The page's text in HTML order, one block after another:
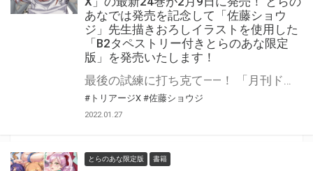
あなでは発売を記念して「佐藤ショウ
ジ」先生描きおろしイラストを使用した
「B2タペストリー付きとらのあな限定
版」を発売いたします！
最後の試練に打ち克て――！ 「月刊ドラゴンエイジ」人気作品、「トリアージX」の最新24巻が2022年2月9日（水）に発売！ とらのあなでは発売を記念して毎巻大好評をいただいている 「B2タペストリー付きとらのあな限定版」を今回も発売いたします。 イラストは「佐藤ショウジ」先生の描き下ろし！ 是非この機会にお買い求めください！
#トリアージX #佐藤ショウジ
2022.01.27
とらのあな限定版 書籍